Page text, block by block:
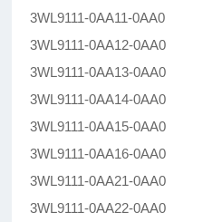
3WL9111-0AA11-0AA0
3WL9111-0AA12-0AA0
3WL9111-0AA13-0AA0
3WL9111-0AA14-0AA0
3WL9111-0AA15-0AA0
3WL9111-0AA16-0AA0
3WL9111-0AA21-0AA0
3WL9111-0AA22-0AA0